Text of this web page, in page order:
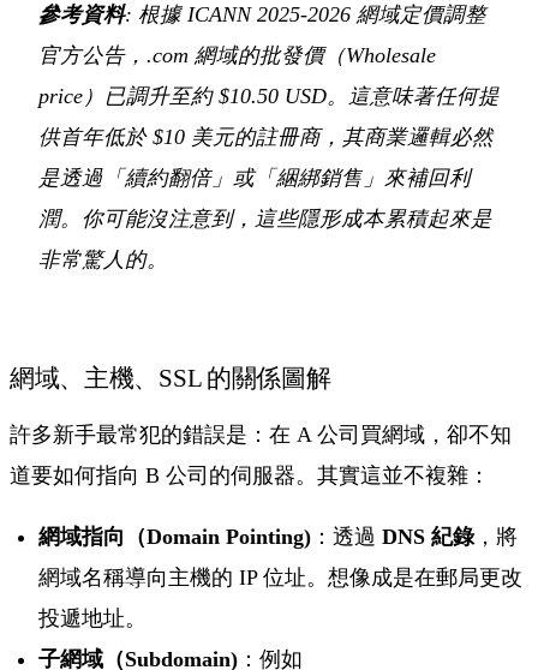
參考資料: 根據 ICANN 2025-2026 網域定價調整
官方公告，.com 網域的批發價（Wholesale
price）已調升至約 $10.50 USD。這意味著任何提
供首年低於 $10 美元的註冊商，其商業邏輯必然
是透過「續約翻倍」或「綑綁銷售」來補回利
潤。你可能沒注意到，這些隱形成本累積起來是
非常驚人的。
網域、主機、SSL 的關係圖解
許多新手最常犯的錯誤是：在 A 公司買網域，卻不知
道要如何指向 B 公司的伺服器。其實這並不複雜：
網域指向（Domain Pointing) ：透過 DNS 紀錄，將
網域名稱導向主機的 IP 位址。想像成是在郵局更改
投遞地址。
子網域（Subdomain) ：例如